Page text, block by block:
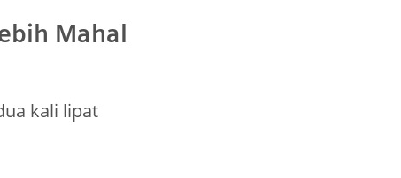
Mahal
kali lipat